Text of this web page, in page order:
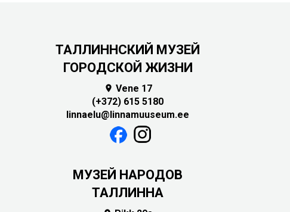
ТАЛЛИННСКИЙ МУЗЕЙ
ГОРОДСКОЙ ЖИЗНИ
 Vene 17
(+372) 615 5180
linnaelu@linnamuuseum.ee
MУЗЕЙ НАРОДОВ
ТАЛЛИННА